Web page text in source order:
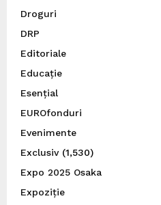
Droguri
DRP
Editoriale
Educație
Esențial
EUROfonduri
Evenimente
Exclusiv(1,530)
Expo 2025 Osaka
Expoziție